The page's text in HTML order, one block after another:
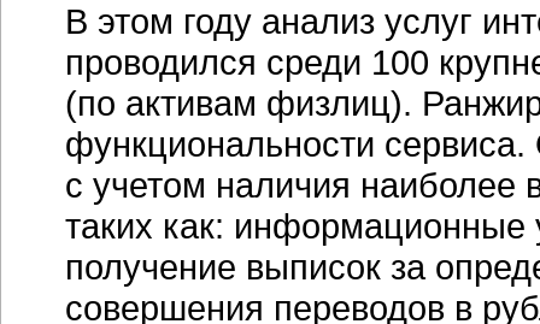
В этом году анализ услуг
проводился среди 100
(по активам физлиц).
функциональности
с учетом наличия наиболее
таких как: информационные
получение выписок за
совершения переводов в